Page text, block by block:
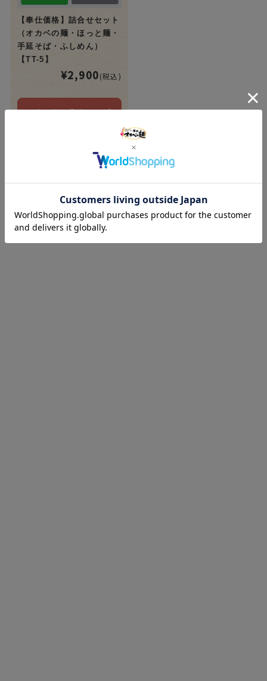
【奉仕価格】詰合せセット
（オカベの麺・ほっと麺・
手延そば・ふしめん）
【TT-5】
¥2,900(税込)
カートに入れる
5件中1件～5件を表示